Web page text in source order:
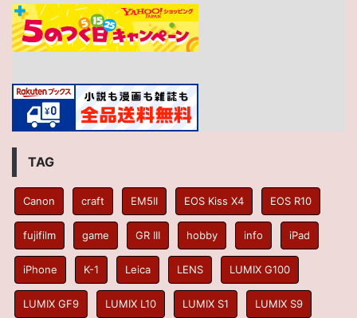
TAG
Canon craft EM5II EOS Kiss X4 EOS R10
fujifilm game GR III hobby info iPad
iPhone K-1 Leica LENS LUMIX G100
LUMIX GF9 LUMIX L10 LUMIX S1 LUMIX S9